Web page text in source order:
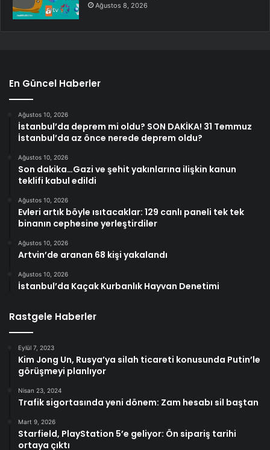
Ağustos 8, 2026
En Güncel Haberler
Ağustos 10, 2026
İstanbul’da deprem mi oldu? SON DAKİKA! 31 Temmuz
İstanbul’da az önce nerede deprem oldu?
Ağustos 10, 2026
Son dakika…Gazi ve şehit yakınlarına ilişkin kanun
teklifi kabul edildi
Ağustos 10, 2026
Evleri artık böyle ısıtacaklar: 129 canlı paneli tek tek
binanın cephesine yerleştirdiler
Ağustos 10, 2026
Artvin’de aranan 68 kişi yakalandı
Ağustos 10, 2026
İstanbul’da Kaçak Kurbanlık Hayvan Denetimi
Rastgele Haberler
Eylül 7, 2023
Kim Jong Un, Rusya’ya silah ticareti konusunda Putin’le
görüşmeyi planlıyor
Nisan 23, 2024
Trafik sigortasında yeni dönem: Zam hesabı sil baştan
Mart 9, 2026
Starfield, PlayStation 5’e geliyor: Ön sipariş tarihi
ortaya çıktı